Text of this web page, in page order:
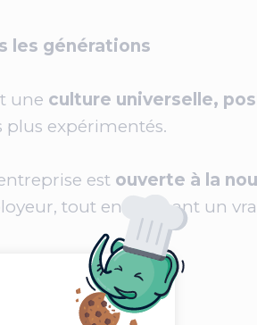
les générations
une culture universelle,
plus expérimentés.
est ouverte à la
tout en donnant un